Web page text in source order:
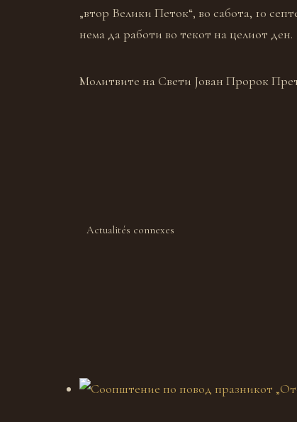
„втор Велики Петок“, во сабота, 10
нема да работи во текот на целиот ден.
Молитвите на Свети Јован Пророк
Actualités connexes